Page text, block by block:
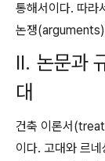
통해서이다. 따라
논쟁(arguments)
II. 논문과
대
건축 이론서
이다. 고대와 르